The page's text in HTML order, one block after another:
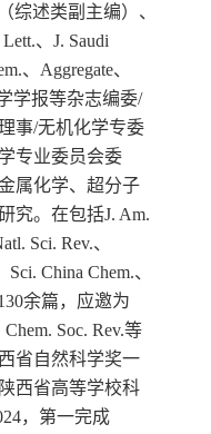
综述类副主编）、
、J. Saudi
、Aggregate、
学报等杂志编委/
事/无机化学专委
专业委员会委
属化学、超分子
究。在包括J. Am.
Sci. Rev.、
China Chem.、
余篇，应邀为
Soc. Rev.等
省自然科学奖一
西省高等学校科
，第一完成